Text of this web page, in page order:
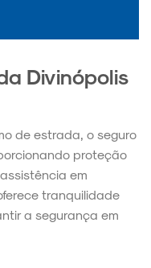
Divinópolis
de estrada, o seguro
proteção
em
tranquilidade
a segurança em